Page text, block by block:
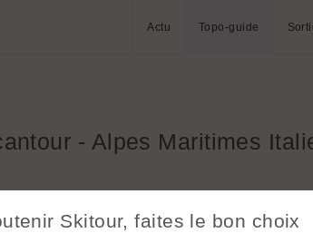
Actu Topo-guide
- Alpes Maritimes
Sommets Départs Refuges
Skitour, faites le bon choix